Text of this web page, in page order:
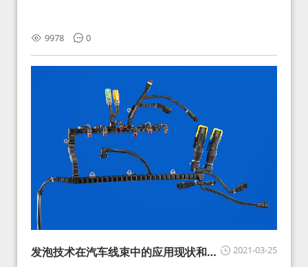
9978 0
2021-03-25
发泡技术在汽车线束中的应用现状和展